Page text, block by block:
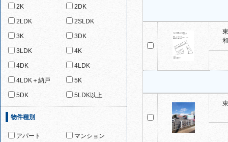
2K 2DK
2LDK 2SLDK
3K 3DK
3LDK 4K
4DK 4LDK
4LDK＋納戸 5K
5DK 5LDK以上
物件種別
アパート マンション